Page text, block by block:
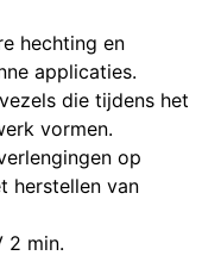
hechting en
applicaties.
die tijdens het
vormen.
op
herstellen van
2 min.